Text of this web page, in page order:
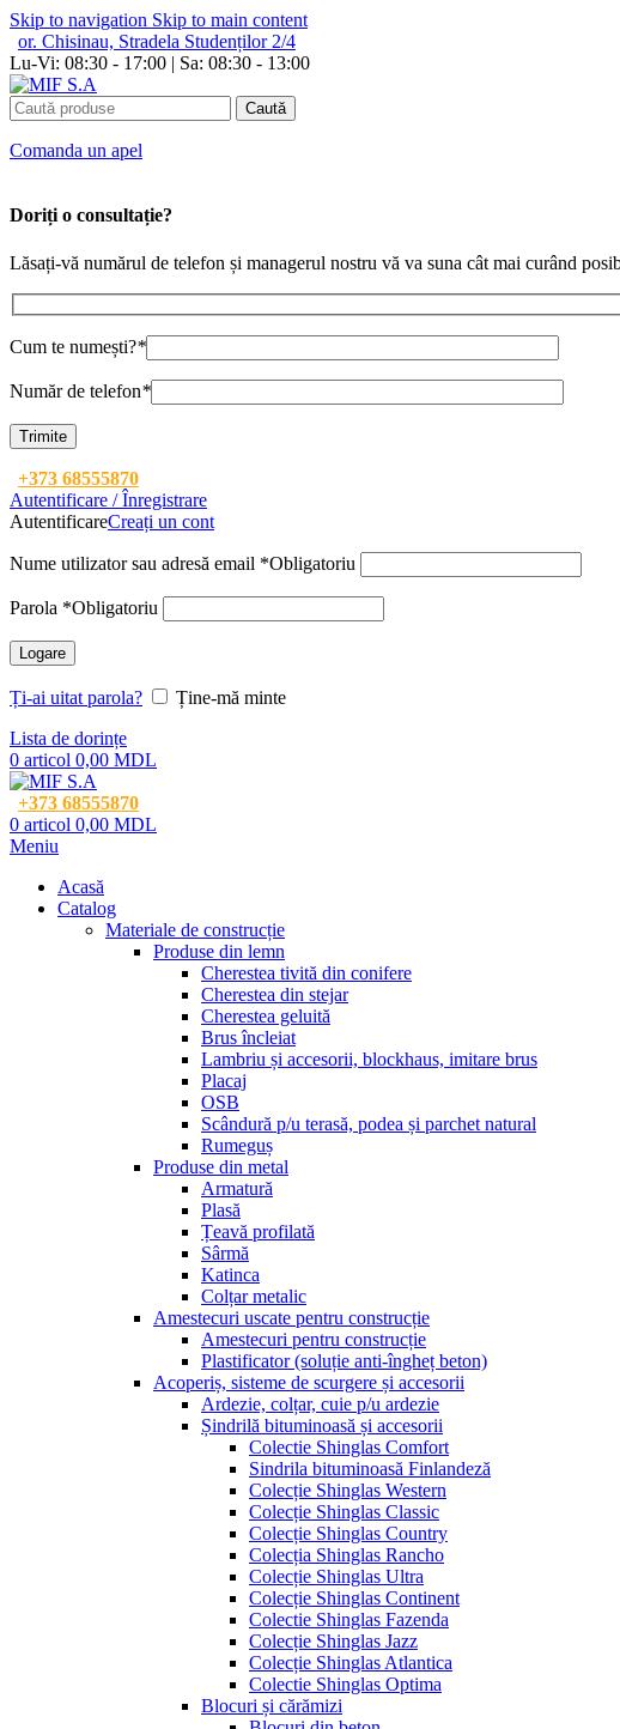
Skip to navigation Skip to main content
or. Chisinau, Stradela Studenților 2/4
Lu-Vi: 08:30 - 17:00 | Sa: 08:30 - 13:00
Caută
Сomanda un apel
Doriți o consultație?
Lăsați-vă numărul de telefon și managerul nostru vă va suna cât mai curând
Cum te numești?*
Număr de telefon*
+373 68555870
Autentificare / Înregistrare
AutentificareCreați un cont
Nume utilizator sau adresă email *Obligatoriu
Parola *Obligatoriu
Logare
Ți-ai uitat parola?
Ține-mă minte
Lista de dorințe
0 articol 0,00 MDL
+373 68555870
0 articol 0,00 MDL
Meniu
Acasă
Catalog
Materiale de construcție
Produse din lemn
Cherestea tivită din conifere
Cherestea din stejar
Cherestea geluită
Brus încleiat
Lambriu și accesorii, blockhaus, imitare brus
Placaj
OSB
Scândură p/u terasă, podea și parchet natural
Rumeguș
Produse din metal
Armatură
Plasă
Țeavă profilată
Sârmă
Katinca
Colțar metalic
Amestecuri uscate pentru construcție
Amestecuri pentru construcție
Plastificator (soluție anti-îngheț beton)
Acoperiș, sisteme de scurgere și accesorii
Ardezie, colțar, cuie p/u ardezie
Șindrilă bituminoasă și accesorii
Colectie Shinglas Comfort
Sindrila bituminoasă Finlandeză
Colecție Shinglas Western
Colecție Shinglas Classic
Colecție Shinglas Country
Colecția Shinglas Rancho
Colecție Shinglas Ultra
Colecție Shinglas Continent
Colectie Shinglas Fazenda
Colecție Shinglas Jazz
Colecție Shinglas Atlantica
Colectie Shinglas Optima
Blocuri și cărămizi